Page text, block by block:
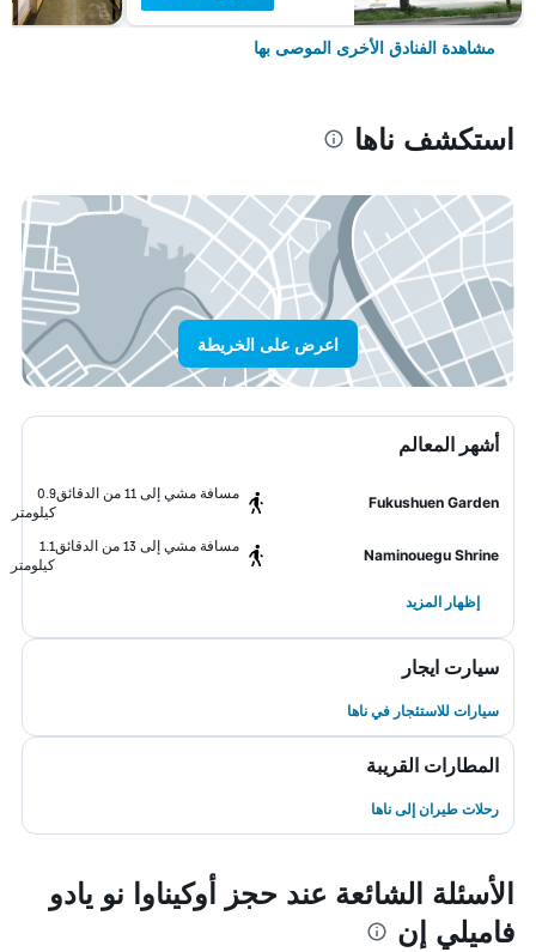
مشاهدة الفنادق الأخرى الموصى بها
استكشف ناها
اعرض على الخريطة
أشهر المعالم
Fukushuen Garden
مسافة مشي إلى 11 من الدقائق
0.9
كيلومتر
Naminouegu Shrine
مسافة مشي إلى 13 من الدقائق
1.1
كيلومتر
إظهار المزيد
سيارت ايجار
سيارات للاستئجار في ناها
المطارات القريبة
رحلات طيران إلى ناها
الأسئلة الشائعة عند حجز أوكيناوا نو يادو
فاميلي إن